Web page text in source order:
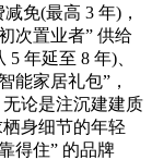
免(最高 3 年)，
次置业者” 供给
年延至 8 年)、
能家居礼包”，
论是注沉建建质
身细节的年轻
得住” 的品牌